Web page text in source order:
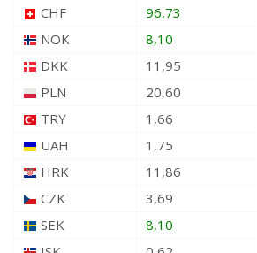
CHF
96,73
NOK
8,10
DKK
11,95
PLN
20,60
TRY
1,66
UAH
1,75
HRK
11,86
CZK
3,69
SEK
8,10